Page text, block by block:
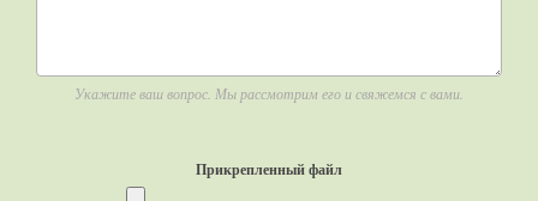
Укажите ваш вопрос. Мы рассмотрим его и свяжемся с вами.
Прикрепленный файл